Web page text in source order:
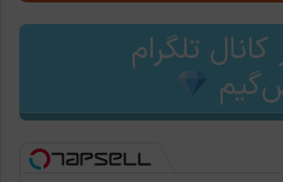
تلگرام